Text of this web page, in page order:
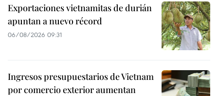
Exportaciones vietnamitas de durián
apuntan a nuevo récord
06/08/2026 09:31
Ingresos presupuestarios de Vietnam
por comercio exterior aumentan